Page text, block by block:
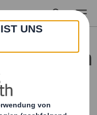
Kunden
Paper +